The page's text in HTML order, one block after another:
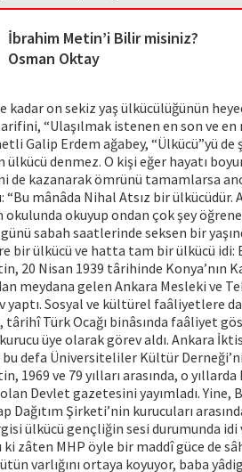
İbrahim Metin’i Bilir misiniz?
Osman Oktay
kadar on sekiz yaş ülkücülüğünün
“Ulaşılmak istenen en son ve
Galip Erdem ağabey, “Ülkücü”yü
ülkücü denmez. O kişi eğer hayatı
de kazanarak ömrünü tamamlarsa
“Bu mânâda Nihal Atsız bir
okulunda okuyup ondan çok şey
günü sabah saatlerinde seksen bir
bir ülkücü ve hatta tam bir ülkücü idi:
20 Nisan 1939 târihinde Konya’nın
meydana gelen Ankara Mesleki ve
yaptı. Sosyal ve kültürel faâliyetlere
târihî Türk Ocağı binâsında faâliyet
üye olarak görev aldı. Ankara
bu defa Üniversiteliler Kültür
1969 ve 79 yılları arasında, o
Devlet gazetesini yayımladı. Yine,
Dağıtım Şirketi’nin kurucuları
ülkücü gençliğin sesi durumunda
ki zâten MHP öyle bir maddî güce de
varlığını ortaya koyuyor, baba